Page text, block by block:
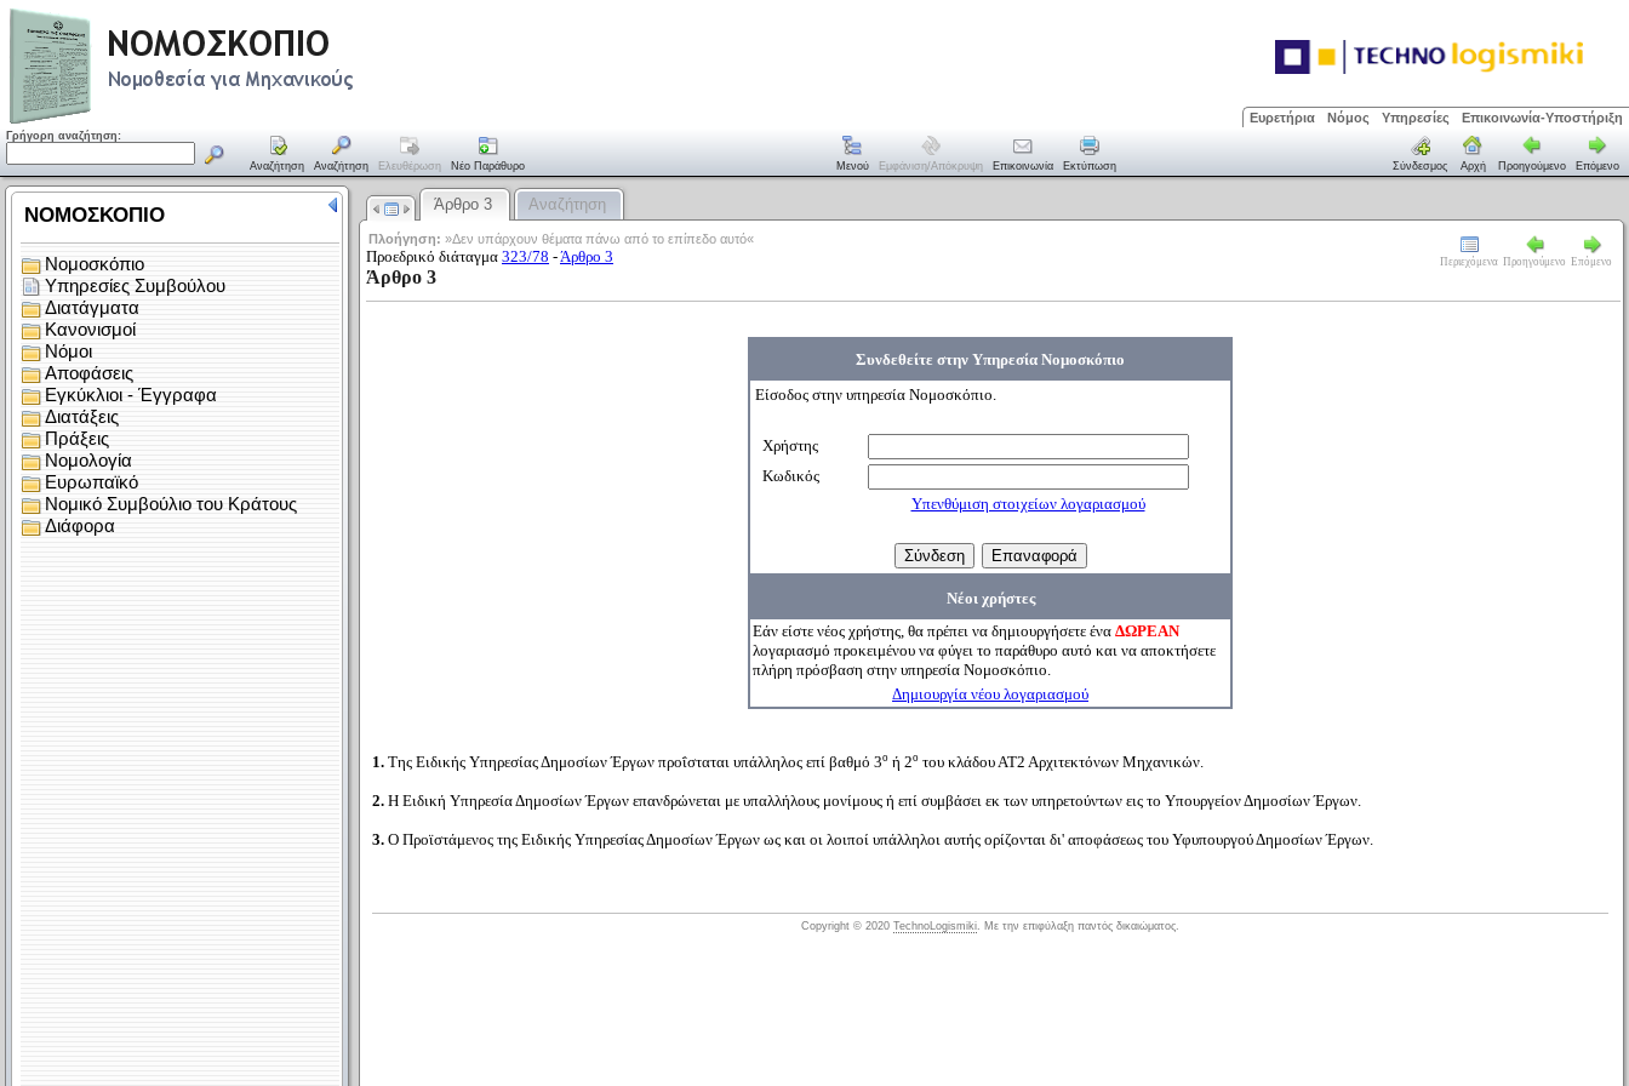
Ευρετήρια Νόμος Υπηρεσίες Επικοινωνία-Υποστήριξη
Γρήγορη αναζήτηση:
Αναζήτηση Αναζήτηση Ελευθέρωση Νέο Παράθυρο Μενού Εμφάνιση/απόκρυψη Επικοινωνία Εκτύπωση Σύνδεσμος Αρχή Προηγούμενο Επόμενο
Άρθρο 3 Αναζήτηση